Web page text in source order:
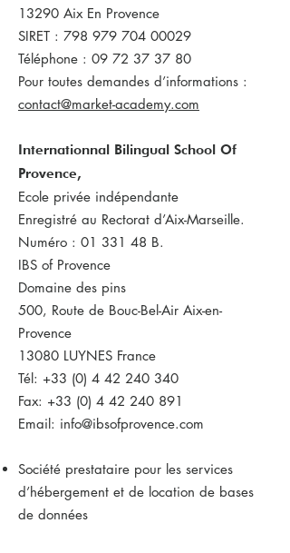
13290 Aix En Provence
SIRET : 798 979 704 00029
Téléphone : 09 72 37 37 80
Pour toutes demandes d’informations :
contact@market-academy.com
Internationnal Bilingual School Of
Provence,
Ecole privée indépendante
Enregistré au Rectorat d’Aix-Marseille.
Numéro : 01 331 48 B.
IBS of Provence
Domaine des pins
500, Route de Bouc-Bel-Air Aix-en-
Provence
13080 LUYNES France
Tél: +33 (0) 4 42 240 340
Fax: +33 (0) 4 42 240 891
Email: info@ibsofprovence.com
Société prestataire pour les services
d’hébergement et de location de bases
de données